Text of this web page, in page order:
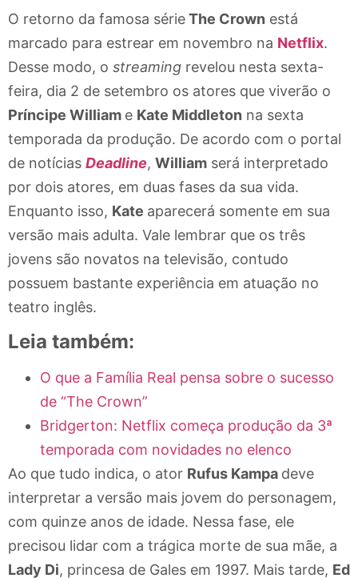
O retorno da famosa sérieThe Crown está
marcado para estrear em novembro na Netflix.
Desse modo, o streaming revelou nesta sexta-
feira, dia 2 de setembro os atores que viverão o
Príncipe William e Kate Middleton na sexta
temporada da produção. De acordo com o portal
de notícias Deadline, William será interpretado
por dois atores, em duas fases da sua vida.
Enquanto isso, Kate aparecerá somente em sua
versão mais adulta. Vale lembrar que os três
jovens são novatos na televisão, contudo
possuem bastante experiência em atuação no
teatro inglês.
Leia também:
O que a Família Real pensa sobre o sucesso
de “The Crown”
Bridgerton: Netflix começa produção da 3ª
temporada com novidades no elenco
Ao que tudo indica, o ator Rufus Kampa deve
interpretar a versão mais jovem do personagem,
com quinze anos de idade. Nessa fase, ele
precisou lidar com a trágica morte de sua mãe, a
Lady Di, princesa de Gales em 1997. Mais tarde, Ed